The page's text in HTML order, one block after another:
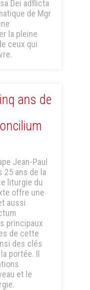
Dei adflicta
de Mgr
la pleine
ceux qui
ans de
Jean-Paul
25 ans de la
liturgie du
offre une
aussi
principaux
de cette
des clés
portée. Il
et le